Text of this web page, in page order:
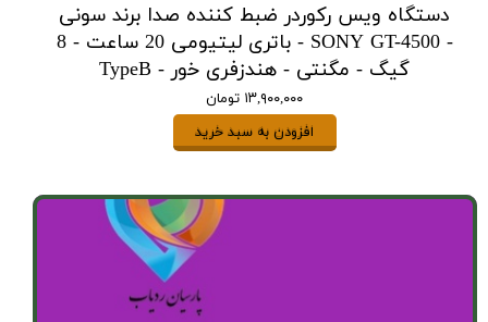
دستگاه ویس رکوردر ضبط کننده صدا برند سونی
- SONY GT-4500 - باتری لیتیومی 20 ساعت - 8
گیگ - مگنتی - هندزفری خور - TypeB
۱۳,۹۰۰,۰۰۰ تومان
افزودن به سبد خرید